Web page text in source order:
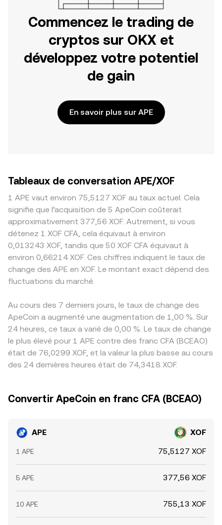
Commencez le trading de
cryptos sur OKX et
développez votre potentiel
de gain
En savoir plus sur APE
Tableaux de conversation APE/XOF
1 APE vaut environ 75,5127 XOF au taux actuel. Cela
signifie que l’acquisition de 5 ApeCoin coûterait
approximativement 377,56 XOF. Autrement, si vous
détenez 1 XOF CFA, cela équivaut à environ
0,013243 XOF, tandis que 50 XOF CFA équivaut à
environ 0,66214 XOF. Ces chiffres indiquent le taux de
change des APE en XOF. Le montant exact dépend des
fluctuations du marché.
Au cours des 7 derniers jours, le taux de change des
ApeCoin a augmenté une augmentation de 1,00 %. Sur
24 heures, ce taux a varié de 0,00 %. Le taux de change
le plus élevé pour 1 APE contre des franc CFA (BCEAO)
était de 76,0299 XOF, et la valeur la plus basse au cours
des 24 dernières heures était de 74,3418 XOF.
Convertir ApeCoin en franc CFA (BCEAO)
APE XOF
1 APE 75,5127 XOF
5 APE 377,56 XOF
10 APE 755,13 XOF